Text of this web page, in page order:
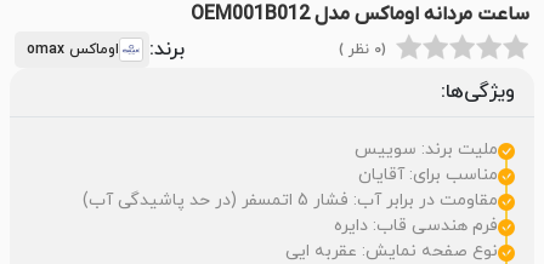
ساعت مردانه اوماکس مدل OEM001B012
(0 نظر ) برند: اوماکس omax
ویژگی‌ها:
ملیت برند: سوییس
مناسب برای: آقایان
مقاومت در برابر آب: فشار 5 اتمسفر (در حد پاشیدگی آب)
فرم هندسی قاب: دایره
نوع صفحه نمایش: عقربه ایی